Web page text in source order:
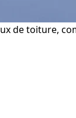
de toiture,